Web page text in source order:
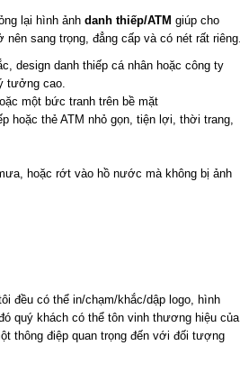
lại hình ảnh danh thiếp/ATM giúp cho
sang trọng, đẳng cấp và có nét rất riêng.
design danh thiếp cá nhân hoặc công ty
tưởng cao.
một bức tranh trên bề mặt
thẻ ATM nhỏ gọn, tiện lợi, thời trang,
hoặc rớt vào hồ nước mà không bị ảnh
đều có thể in/chạm/khắc/dập logo, hình
quý khách có thể tôn vinh thương hiệu của
thông điệp quan trọng đến với đối tượng